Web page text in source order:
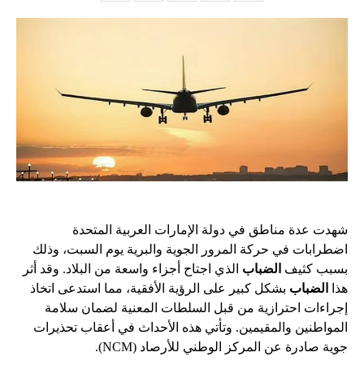
شهدت عدة مناطق في دولة الإمارات العربية المتحدة
اضطرابات في حركة المرور الجوية والبرية يوم السبت، وذلك
بسبب كثيف الضباب الذي اجتاح أجزاء واسعة من البلاد. وقد أثر
هذا
الضباب بشكل كبير على الرؤية الأفقية، مما استدعى اتخاذ
إجراءات احترازية من قبل السلطات المعنية لضمان سلامة
المواطنين والمقيمين. وتأتي هذه الأحداث في أعقاب تحذيرات
جوية صادرة عن المركز الوطني للأرصاد (NCM).